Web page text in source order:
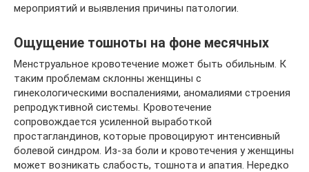
мероприятий и выявления причины патологии.
Ощущение тошноты на фоне месячных
Менструальное кровотечение может быть обильным. К
таким проблемам склонны женщины с
гинекологическими воспалениями, аномалиями строения
репродуктивной системы. Кровотечение
сопровождается усиленной выработкой
простагландинов, которые провоцируют интенсивный
болевой синдром. Из-за боли и кровотечения у женщины
может возникать слабость, тошнота и апатия. Нередко